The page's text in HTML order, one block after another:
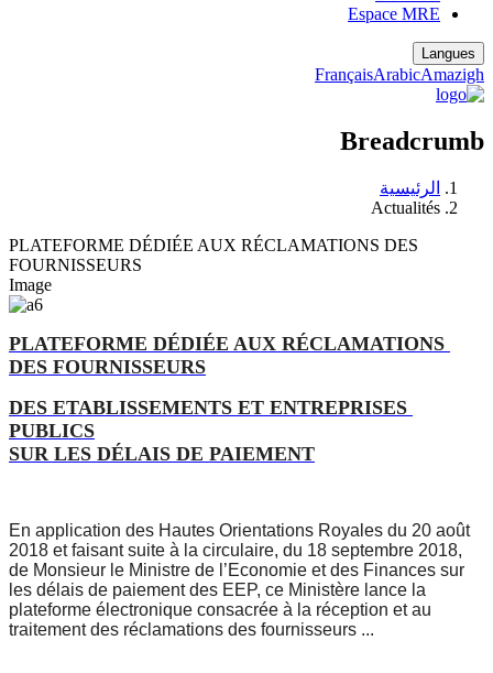
Espace MRE
Langues
FrançaisArabicAmazigh
Breadcrumb
الرئيسية
Actualités
PLATEFORME DÉDIÉE AUX RÉCLAMATIONS DES
FOURNISSEURS
Image
PLATEFORME DÉDIÉE AUX RÉCLAMATIONS
DES FOURNISSEURS
DES ETABLISSEMENTS ET ENTREPRISES
PUBLICS
SUR LES DÉLAIS DE PAIEMENT
En application des Hautes Orientations Royales du 20 août
2018 et faisant suite à la circulaire, du 18 septembre 2018,
de Monsieur le Ministre de l’Economie et des Finances sur
les délais de paiement des EEP, ce Ministère lance la
plateforme électronique consacrée à la réception et au
traitement des réclamations des fournisseurs ...